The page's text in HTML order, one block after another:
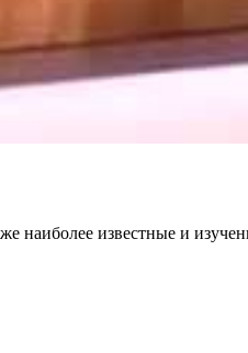
наиболее известные и